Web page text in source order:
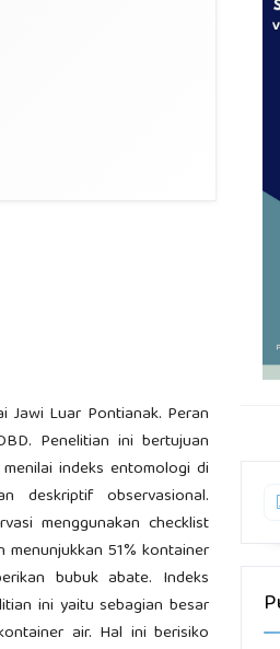
Jawi Luar Pontianak. Peran
Penelitian ini bertujuan
indeks entomologi di
deskriptif observasional.
menggunakan checklist
51% kontainer
bubuk abate. Indeks
ini yaitu sebagian besar
air. Hal ini berisiko